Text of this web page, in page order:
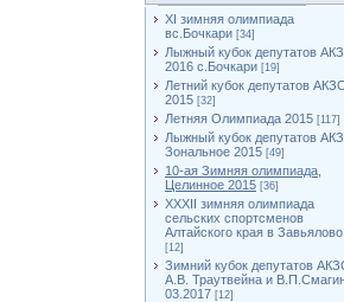
XI зимняя олимпиада
вс.Бочкари [34]
Лыжный кубок депутатов
2016 с.Бочкари [19]
Летний кубок депутатов
2015 [32]
Летняя Олимпиада 2015 [117]
Лыжный кубок депутатов
Зональное 2015 [49]
10-ая Зимняя олимпиада,
Целинное 2015 [36]
XXXII зимняя олимпиада
сельских спортсменов
Алтайского края в Завьялово.
[12]
Зимний кубок депутатов
А.В. Траутвейна и
03.2017 [12]